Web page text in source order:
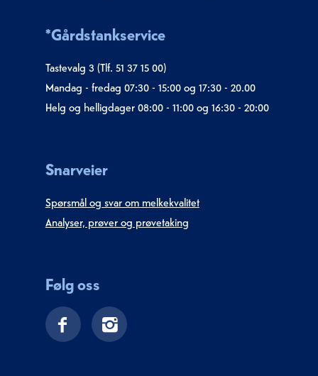
*Gårdstankservice
Tastevalg 3 (Tlf. 51 37 15 00)
Mandag - fredag 07:30 - 15:00 og 17:30 - 20.00
Helg og helligdager 08:00 - 11:00 og 16:30 - 20:00
Snarveier
Spørsmål og svar om melkekvalitet
Analyser, prøver og prøvetaking
Følg oss